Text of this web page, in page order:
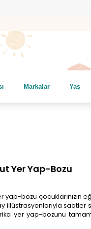
Markalar Yaş
Yer Yap-Bozu
yap-bozu çocuklarınızın
illüstrasyonlarıyla
yer yap-bozunu